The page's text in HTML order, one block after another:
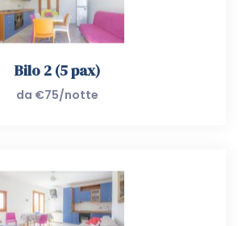
Bilo 2 (5 pax)
da €75/notte